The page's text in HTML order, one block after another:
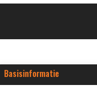
Basisinformatie